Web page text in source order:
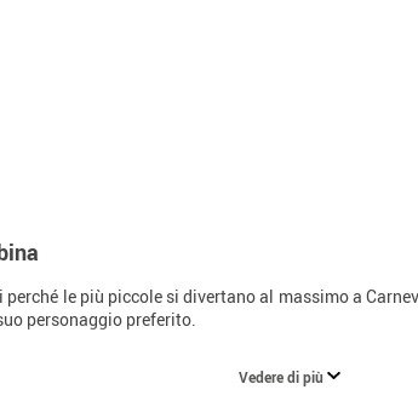
perché le più piccole si divertano al massimo a
personaggio preferito.
Vedere di più